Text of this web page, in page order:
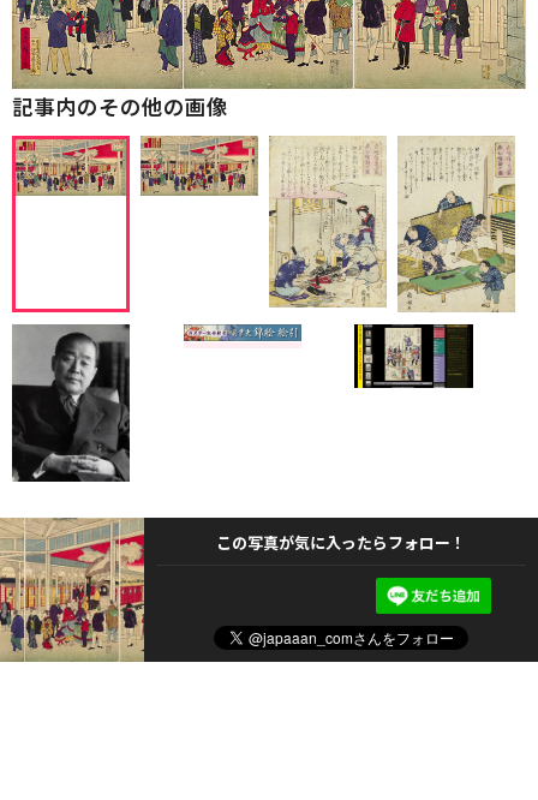
記事内のその他の画像
この写真が気に入ったらフォロー！